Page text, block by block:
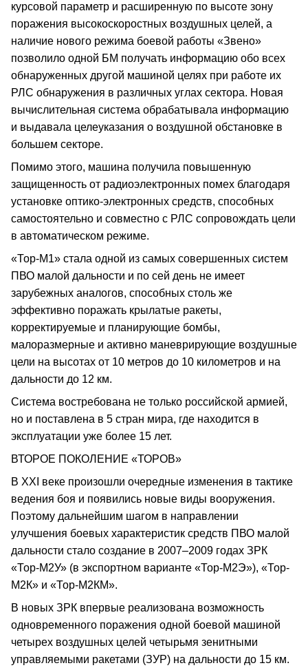
курсовой параметр и расширенную по высоте зону
поражения высокоскоростных воздушных целей, а
наличие нового режима боевой работы «Звено»
позволило одной БМ получать информацию обо всех
обнаруженных другой машиной целях при работе их
РЛС обнаружения в различных углах сектора. Новая
вычислительная система обрабатывала информацию
и выдавала целеуказания о воздушной обстановке в
большем секторе.
Помимо этого, машина получила повышенную
защищенность от радиоэлектронных помех благодаря
установке оптико-электронных средств, способных
самостоятельно и совместно с РЛС сопровождать цели
в автоматическом режиме.
«Тор-М1» стала одной из самых совершенных систем
ПВО малой дальности и по сей день не имеет
зарубежных аналогов, способных столь же
эффективно поражать крылатые ракеты,
корректируемые и планирующие бомбы,
малоразмерные и активно маневрирующие воздушные
цели на высотах от 10 метров до 10 километров и на
дальности до 12 км.
Система востребована не только российской армией,
но и поставлена в 5 стран мира, где находится в
эксплуатации уже более 15 лет.
ВТОРОЕ ПОКОЛЕНИЕ «ТОРОВ»
В XXI веке произошли очередные изменения в тактике
ведения боя и появились новые виды вооружения.
Поэтому дальнейшим шагом в направлении
улучшения боевых характеристик средств ПВО малой
дальности стало создание в 2007–2009 годах ЗРК
«Тор-М2У» (в экспортном варианте «Тор-М2Э»), «Тор-
М2К» и «Тор-М2КМ».
В новых ЗРК впервые реализована возможность
одновременного поражения одной боевой машиной
четырех воздушных целей четырьмя зенитными
управляемыми ракетами (ЗУР) на дальности до 15 км.